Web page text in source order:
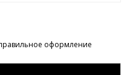
оформление